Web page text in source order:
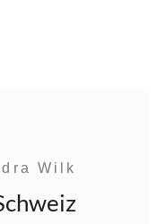
Wilk